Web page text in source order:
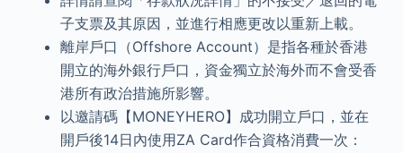
子支票及其原因，並進行相應更改以重新上載。
離岸戶口（Offshore Account）是指各種於香港
開立的海外銀行戶口，資金獨立於海外而不會受香
港所有政治措施所影響。
以邀請碼【MONEYHERO】成功開立戶口，並在
開戶後14日內使用ZA Card作合資格消費一次：